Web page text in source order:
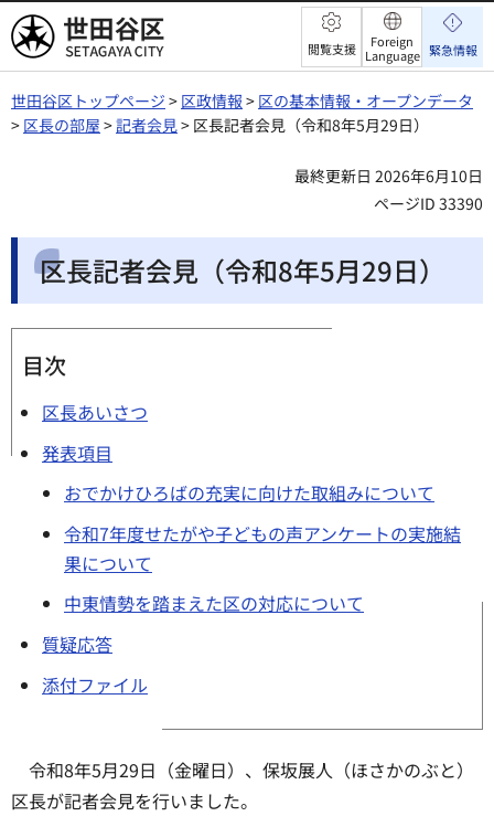
世田谷区 閲覧支援
Foreign
Language 緊急情報
世田谷区トップページ > 区政情報 > 区の基本情報・オープンデータ
> 区長の部屋 >記者会見> 区長記者会見（令和8年5月29日）
最終更新日 2026年6月10日
ページID 33390
区長記者会見（令和8年5月29日）
目次
区長あいさつ
発表項目
おでかけひろばの充実に向けた取組みについて
令和7年度せたがや子どもの声アンケートの実施結
果について
中東情勢を踏まえた区の対応について
質疑応答
添付ファイル
令和8年5月29日（金曜日）、保坂展人（ほさかのぶと）
区長が記者会見を行いました。